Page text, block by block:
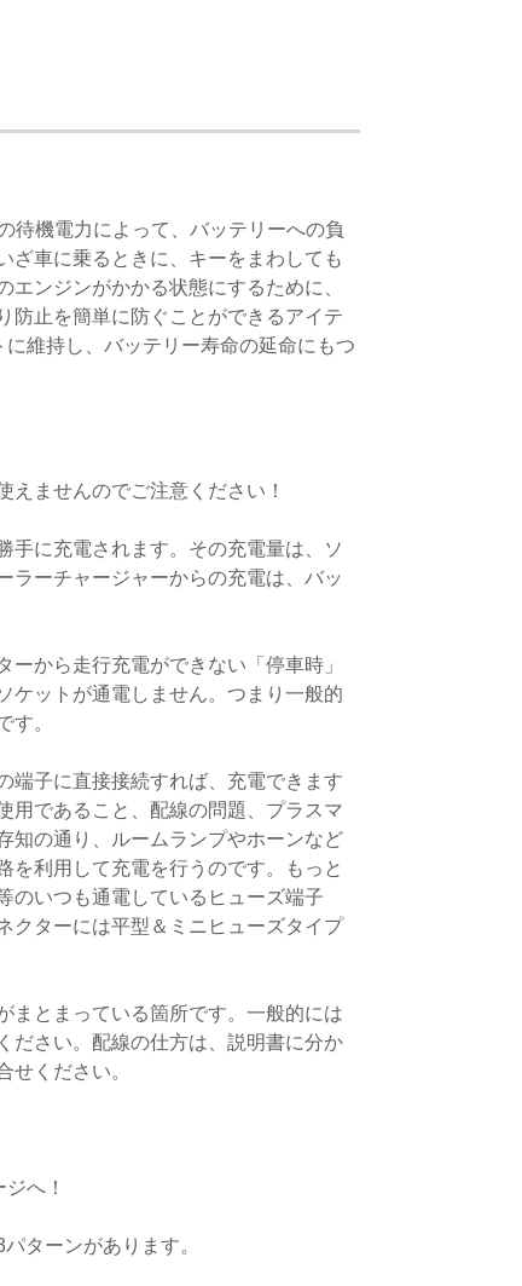
待機電力によって、バッテリーへの負
ざ車に乗るときに、キーをまわしても
ンジンがかかる状態にするために、
防止を簡単に防ぐことができるアイテ
維持し、バッテリー寿命の延命にもつ
ませんのでご注意ください！
手に充電されます。その充電量は、ソ
ラーチャージャーからの充電は、バッ
から走行充電ができない「停車時」
ケットが通電しません。つまり一般的
す。
端子に直接接続すれば、充電できます
用であること、配線の問題、プラスマ
知の通り、ルームランプやホーンなど
を利用して充電を行うのです。もっと
のいつも通電しているヒューズ端子
クターには平型＆ミニヒューズタイプ
まとまっている箇所です。一般的には
ださい。配線の仕方は、説明書に分か
せください。
へ！
ターンがあります。